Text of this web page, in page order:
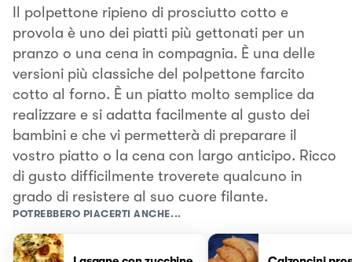
Il polpettone ripieno di prosciutto cotto e
provola è uno dei piatti più gettonati per un
pranzo o una cena in compagnia. È una delle
versioni più classiche del polpettone farcito
cotto al forno. È un piatto molto semplice da
realizzare e si adatta facilmente al gusto dei
bambini e che vi permetterà di preparare il
vostro piatto o la cena con largo anticipo. Ricco
di gusto difficilmente troverete qualcuno in
grado di resistere al suo cuore filante.
POTREBBERO PIACERTI ANCHE...